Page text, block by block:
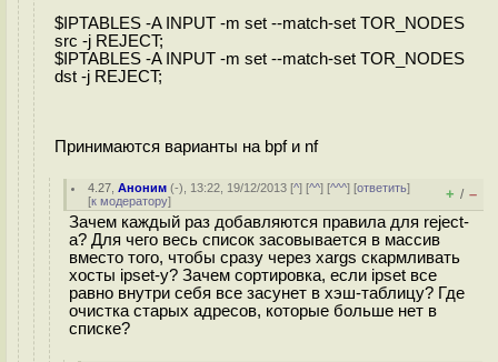
$IPTABLES -A INPUT -m set --match-set TOR_NODES
src -j REJECT;
$IPTABLES -A INPUT -m set --match-set TOR_NODES
dst -j REJECT;
Принимаются варианты на bpf и nf
4.27 ,Аноним (-), 13:22, 19/12/2013 [^] [^^] [^^^] [ответить]
[к модератору] + / –
Зачем каждый раз добавляются правила для reject-
а? Для чего весь список засовывается в массив
вместо того, чтобы сразу через xargs скармливать
хосты ipset-у? Зачем сортировка, если ipset все
равно внутри себя все засунет в хэш-таблицу? Где
очистка старых адресов, которые больше нет в
списке?